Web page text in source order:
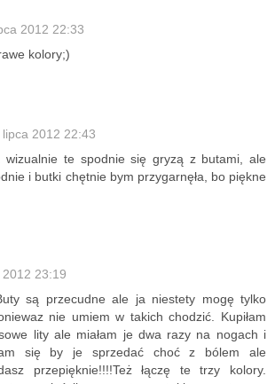
2012 22:33
kolory;)
lipca 2012 22:43
wizualnie te spodnie się gryzą z butami, ale
i butki chętnie bym przygarnęła, bo piękne
23:19
są przecudne ale ja niestety mogę tylko
nie umiem w takich chodzić. Kupiłam
lity ale miałam je dwa razy na nogach i
się by je sprzedać choć z bólem ale
przepięknie!!!!Też łączę te trzy kolory.